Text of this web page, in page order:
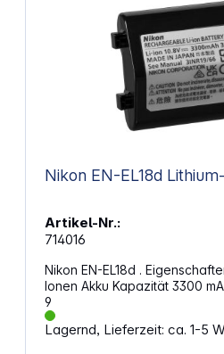
Nikon EN-
Artikel-Nr.:
714016
Nikon EN-EL18d . Eigenschaften: kompakter
Ionen Akku Kapazität 3300 mAh passend für Nikon Z
9
Lagernd, Lieferzeit: ca. 1-5